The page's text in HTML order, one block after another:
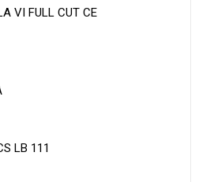
VI FULL CUT CE
LB 111